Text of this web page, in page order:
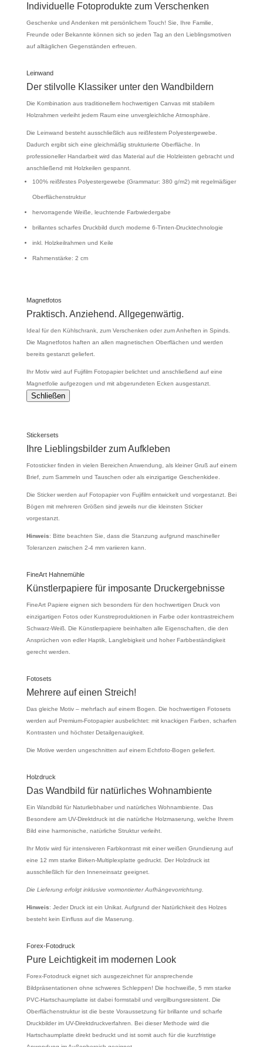
Individuelle Fotoprodukte zum Verschenken
Geschenke und Andenken mit persönlichem Touch! Sie, Ihre Familie,
Freunde oder Bekannte können sich so jeden Tag an den Lieblingsmotiven
auf alltäglichen Gegenständen erfreuen.
Leinwand
Der stilvolle Klassiker unter den Wandbildern
Die Kombination aus traditionellem hochwertigen Canvas mit stabilem
Holzrahmen verleiht jedem Raum eine unvergleichliche Atmosphäre.
Die Leinwand besteht ausschließlich aus reißfestem Polyestergewebe.
Dadurch ergibt sich eine gleichmäßig strukturierte Oberfläche. In
professioneller Handarbeit wird das Material auf die Holzleisten gebracht und
anschließend mit Holzkeilen gespannt.
100% reißfestes Polyestergewebe (Grammatur: 380 g/m2) mit regelmäßiger
Oberflächenstruktur
hervorragende Weiße, leuchtende Farbwiedergabe
brillantes scharfes Druckbild durch moderne 6-Tinten-Drucktechnologie
inkl. Holzkeilrahmen und Keile
Rahmenstärke: 2 cm
Magnetfotos
Praktisch. Anziehend. Allgegenwärtig.
Ideal für den Kühlschrank, zum Verschenken oder zum Anheften in Spinds.
Die Magnetfotos haften an allen magnetischen Oberflächen und werden
bereits gestanzt geliefert.
Ihr Motiv wird auf Fujifilm Fotopapier belichtet und anschließend auf eine
Magnetfolie aufgezogen und mit abgerundeten Ecken ausgestanzt.
Schließen
Stickersets
Ihre Lieblingsbilder zum Aufkleben
Fotosticker finden in vielen Bereichen Anwendung, als kleiner Gruß auf einem
Brief, zum Sammeln und Tauschen oder als einzigartige Geschenkidee.
Die Sticker werden auf Fotopapier von Fujifilm entwickelt und vorgestanzt. Bei
Bögen mit mehreren Größen sind jeweils nur die kleinsten Sticker
vorgestanzt.
Hinweis: Bitte beachten Sie, dass die Stanzung aufgrund maschineller
Toleranzen zwischen 2-4 mm variieren kann.
FineArt Hahnemühle
Künstlerpapiere für imposante Druckergebnisse
FineArt Papiere eignen sich besonders für den hochwertigen Druck von
einzigartigen Fotos oder Kunstreproduktionen in Farbe oder kontrastreichem
Schwarz-Weiß. Die Künstlerpapiere beinhalten alle Eigenschaften, die den
Ansprüchen von edler Haptik, Langlebigkeit und hoher Farbbeständigkeit
gerecht werden.
Fotosets
Mehrere auf einen Streich!
Das gleiche Motiv – mehrfach auf einem Bogen. Die hochwertigen Fotosets
werden auf Premium-Fotopapier ausbelichtet: mit knackigen Farben, scharfen
Kontrasten und höchster Detailgenauigkeit.
Die Motive werden ungeschnitten auf einem Echtfoto-Bogen geliefert.
Holzdruck
Das Wandbild für natürliches Wohnambiente
Ein Wandbild für Naturliebhaber und natürliches Wohnambiente. Das
Besondere am UV-Direktdruck ist die natürliche Holzmaserung, welche Ihrem
Bild eine harmonische, natürliche Struktur verleiht.
Ihr Motiv wird für intensiveren Farbkontrast mit einer weißen Grundierung auf
eine 12 mm starke Birken-Multiplexplatte gedruckt. Der Holzdruck ist
ausschließlich für den Inneneinsatz geeignet.
Die Lieferung erfolgt inklusive vormontierter Aufhängevorrichtung.
Hinweis: Jeder Druck ist ein Unikat. Aufgrund der Natürlichkeit des Holzes
besteht kein Einfluss auf die Maserung.
Forex-Fotodruck
Pure Leichtigkeit im modernen Look
Forex-Fotodruck eignet sich ausgezeichnet für ansprechende
Bildpräsentationen ohne schweres Schleppen! Die hochweiße, 5 mm starke
PVC-Hartschaumplatte ist dabei formstabil und vergilbungsresistent. Die
Oberflächenstruktur ist die beste Voraussetzung für brillante und scharfe
Druckbilder im UV-Direktdruckverfahren. Bei dieser Methode wird die
Hartschaumplatte direkt bedruckt und ist somit auch für die kurzfristige